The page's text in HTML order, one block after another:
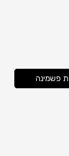
פשמינה